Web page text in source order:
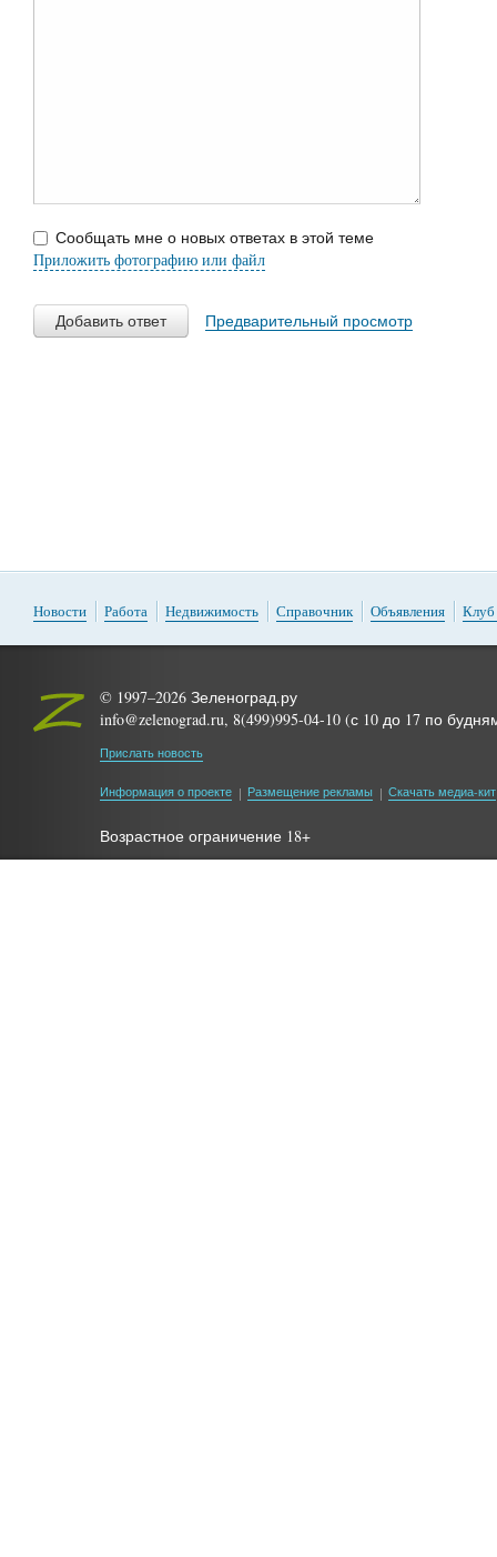
Сообщать мне о новых ответах в этой теме
Приложить фотографию или файл
Добавить ответ Предварительный просмотр
Новости Работа Недвижимость Справочник Объявления Клуб
© 1997–2026 Зеленоград.ру
info@zelenograd.ru, 8(499)995-04-10 (с 10 до 17 по
Прислать новость
Информация о проекте Размещение рекламы Скачать медиа-кит
Возрастное ограничение 18+